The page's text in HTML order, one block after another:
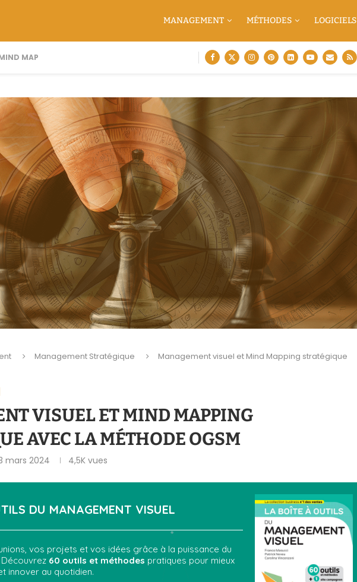
MANAGEMENT MÉTHODES LOGICIELS
MIND MAPPING
Management Stratégique
Management visuel et Mind Mapping stratégique
VISUEL ET MIND MAPPING
AVEC LA MÉTHODE OGSM
mars 2024 4,5K vues
DU MANAGEMENT VISUEL
vos projets et vos idées grâce à la puissance du
60 outils et méthodes pratiques pour mieux
innover au quotidien.